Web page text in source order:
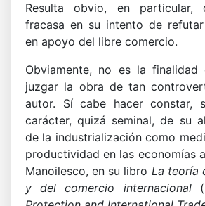
Resulta obvio, en particular,
fracasa en su intento de
en apoyo del libre comercio.
Obviamente, no es la finalidad
juzgar la obra de tan
autor. Sí cabe hacer constar,
carácter, quizá seminal, de su
de la industrialización como
productividad en las economías
Manoilesco, en su libro La teoría
y del comercio internacional(